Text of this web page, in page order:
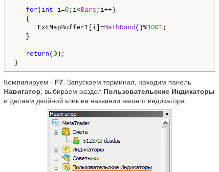
for ( int i=0 ;i<Bars ;i++)
{
ExtMapBuffer1[i]=MathRand ()%1001;
}
return (0 );
}
Компилируем - F7 . Запускаем терминал, находим панель
Навигатор , выбираем раздел Пользовательские Индикаторы
и делаем двойной клик на названии нашего индикатора: